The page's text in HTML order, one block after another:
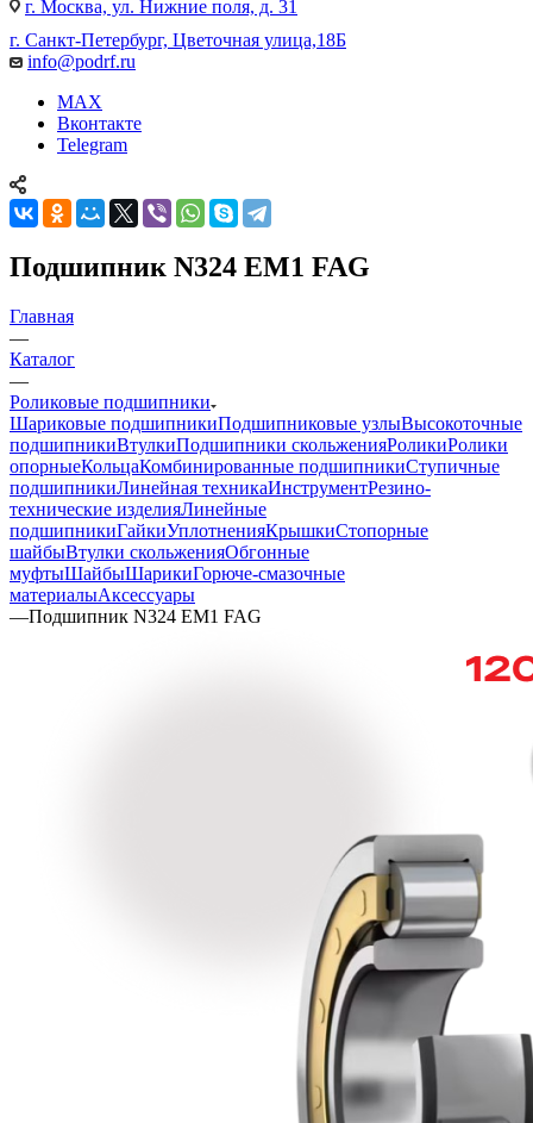
г. Москва, ул. Нижние поля, д. 31
г. Санкт-Петербург, Цветочная улица,18Б
info@podrf.ru
MAX
Вконтакте
Telegram
Подшипник N324 EM1 FAG
Главная
—
Каталог
—
Роликовые подшипники
Шариковые подшипникиПодшипниковые узлыВысокоточные
подшипникиВтулкиПодшипники скольженияРоликиРолики
опорныеКольцаКомбинированные подшипникиСтупичные
подшипникиЛинейная техникаИнструментРезино-
технические изделияЛинейные
подшипникиГайкиУплотненияКрышкиСтопорные
шайбыВтулки скольженияОбгонные
муфтыШайбыШарикиГорюче-смазочные
материалыАксессуары
—Подшипник N324 EM1 FAG